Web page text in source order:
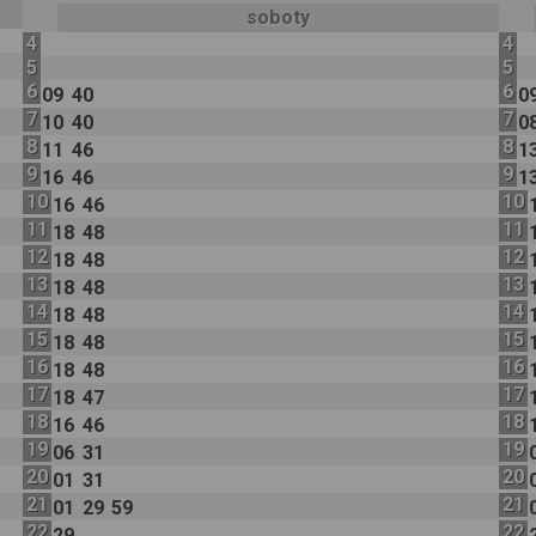
soboty
4
5
6 09 40
7 10 40
8 11 46
9 16 46
10 16 46
11 18 48
12 18 48
13 18 48
14 18 48
15 18 48
16 18 48
17 18 47
18 16 46
19 06 31
20 01 31
21 01 29 59
4
5
6
7
8
9
10
11
12
13
14
15
16
17
18
19
20
21